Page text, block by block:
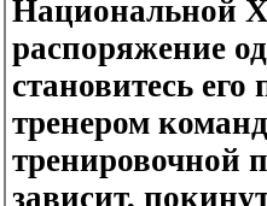
Национальной
распоряжение
становитесь
тренером
тренировочной
зависит,